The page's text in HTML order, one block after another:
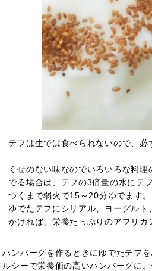
テフは生では食べられないので、必
くせのない味なのでいろいろな料
でる場合は、テフの3倍量の水にテ
つくまで弱火で15～20分ゆでます。
ゆでたテフにシリアル、ヨーグルト
かければ、栄養たっぷりのアフリカ
ハンバーグを作るときにゆでたテフ
ルシーで栄養価の高いハンバーグに